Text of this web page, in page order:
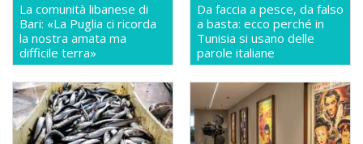
La comunità libanese di
Bari: «La Puglia ci ricorda
la nostra amata ma
difficile terra»
Da faccia a pesce, da falso
a basta: ecco perché in
Tunisia si usano delle
parole italiane